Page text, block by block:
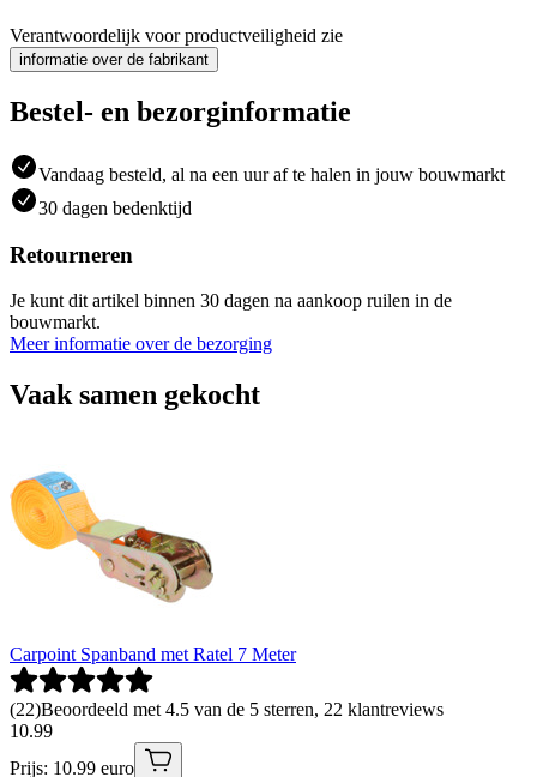
Verantwoordelijk voor productveiligheid zie
informatie over de fabrikant
Bestel- en bezorginformatie
Vandaag besteld, al na een uur af te halen in jouw bouwmarkt
30 dagen bedenktijd
Retourneren
Je kunt dit artikel binnen 30 dagen na aankoop ruilen in de
bouwmarkt.
Meer informatie over de bezorging
Vaak samen gekocht
Carpoint Spanband met Ratel 7 Meter
(22)Beoordeeld met 4.5 van de 5 sterren, 22 klantreviews
10.99
Prijs: 10.99 euro